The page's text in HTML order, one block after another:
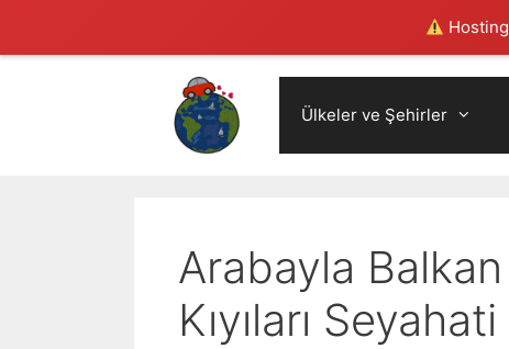
Ülkeler ve Şehirler
Arabayla
Kıyıları Seyahati